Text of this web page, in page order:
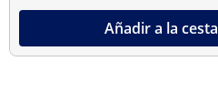
Añadir a la cesta